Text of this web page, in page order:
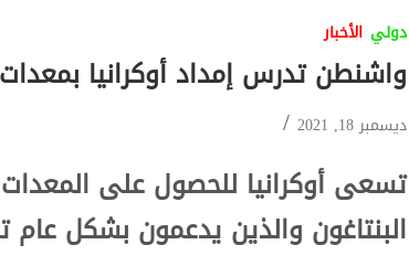
دولي الأخبار
واشنطن تدرس إمداد أوكرانيا
ديسمبر 18, 2021
تسعى أوكرانيا للحصول على
البنتاغون والذين يدعمون بشكل عام